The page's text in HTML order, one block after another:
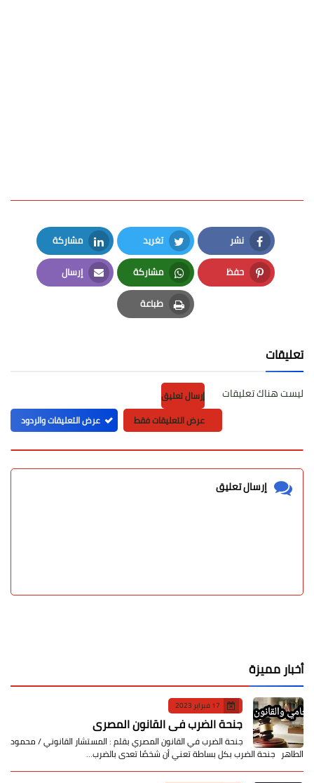
نشر
Facebook
تغريد
Twitter
مشاركة
LinkedIn
حفظ
Pinterest
مشاركة
Whatsapp
إرسال
Email
طباعة
Print
تعليقات
ليست هناك تعليقات
إرسال تعليق
عرض التعليقات فقط
عرض التعليقات والردود
إرسال تعليق
أخبار مميزة
17 فبراير 2023
جنحة الضرب في القانون المصري
جنحة الضرب في القانون المصري بقلم : المستشار القانوني / محمود
الطاهر جنحة الضرب بكل بساطة تعني أن شخصًا تعدى بالضرب…